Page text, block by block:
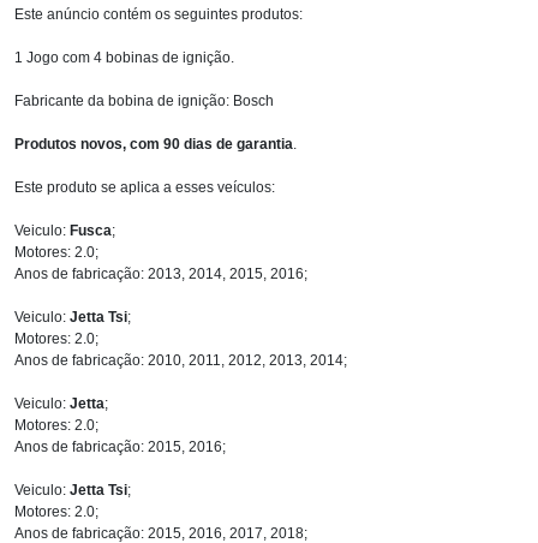
Este anúncio contém os seguintes produtos:
1 Jogo com 4 bobinas de ignição.
Fabricante da bobina de ignição: Bosch
Produtos novos, com 90 dias de garantia
Este produto se aplica a esses veículos:
Veiculo: Fusca;
Motores: 2.0;
Anos de fabricação: 2013, 2014, 2015, 2016;
Veiculo: Jetta Tsi;
Motores: 2.0;
Anos de fabricação: 2010, 2011, 2012, 2013, 2014;
Veiculo: Jetta;
Motores: 2.0;
Anos de fabricação: 2015, 2016;
Veiculo: Jetta Tsi;
Motores: 2.0;
Anos de fabricação: 2015, 2016, 2017, 2018;